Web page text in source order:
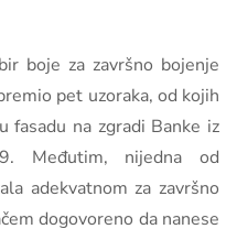
boje za završno bojenje
pet uzoraka, od kojih
fasadu na zgradi Banke iz
Međutim, nijedna od
adekvatnom za završno
dogovoreno da nanese